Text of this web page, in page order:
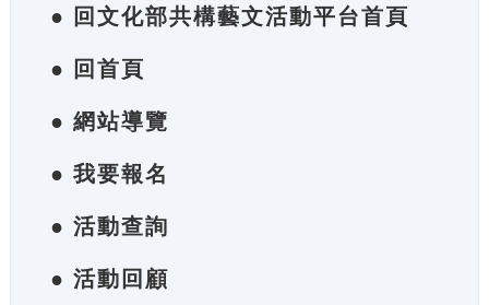
● 回文化部共構藝文活動平台首頁
● 回首頁
● 網站導覽
● 我要報名
● 活動查詢
● 活動回顧